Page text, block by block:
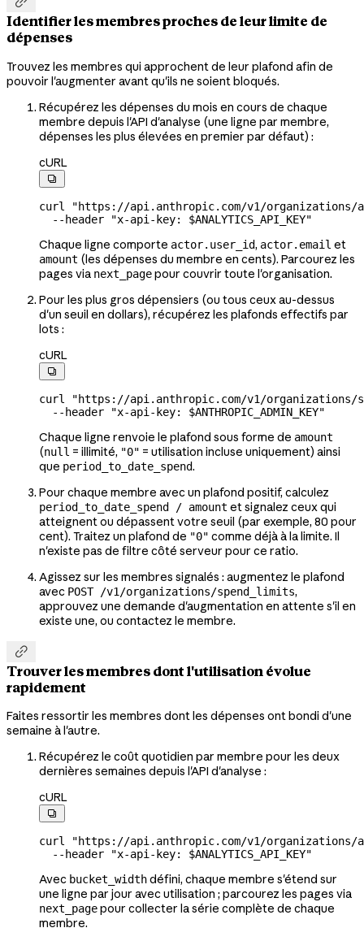
Identifier les membres proches de leur limite de
dépenses
Trouvez les membres qui approchent de leur plafond afin de
pouvoir l'augmenter avant qu'ils ne soient bloqués.
Récupérez les dépenses du mois en cours de chaque
membre depuis l'API d'analyse (une ligne par membre,
dépenses les plus élevées en premier par défaut) :
cURL

curl
"https://api.anthropic.com/v1/organizations/
  --header
"x-api-key: $ANALYTICS_API_KEY"
Chaque ligne comporte actor.user_id, actor.email et
amount (les dépenses du membre en cents). Parcourez les
pages via next_pagepour couvrir toute l'organisation.
Pour les plus gros dépensiers (ou tous ceux au-dessus
d'un seuil en dollars), récupérez les plafonds effectifs par
lots :
cURL

curl
"https://api.anthropic.com/v1/organizations/
  --header
"x-api-key: $ANTHROPIC_ADMIN_KEY"
Chaque ligne renvoie le plafond sous forme de amount
(null = illimité, "0" = utilisation incluse uniquement) ainsi
que period_to_date_spend.
Pour chaque membre avec un plafond positif, calculez
period_to_date_spend / amount et signalez ceux qui
atteignent ou dépassent votre seuil (par exemple, 80 pour
cent). Traitez un plafond de "0" comme déjà à la limite. Il
n'existe pas de filtre côté serveur pour ce ratio.
Agissez sur les membres signalés : augmentez le plafond
avec POST /v1/organizations/spend_limits,
approuvez une demande d'augmentation en attente s'il en
existe une, ou contactez le membre.

Trouver les membres dont l'utilisation évolue
rapidement
Faites ressortir les membres dont les dépenses ont bondi d'une
semaine à l'autre.
Récupérez le coût quotidien par membre pour les deux
dernières semaines depuis l'API d'analyse :
cURL

curl "https://api.anthropic.com/v1/organizations/
  --header
"x-api-key: $ANALYTICS_API_KEY"
Avec bucket_widthdéfini, chaque membre s'étend sur
une ligne par jour avec utilisation ; parcourez les pages via
next_pagepour collecter la série complète de chaque
membre.